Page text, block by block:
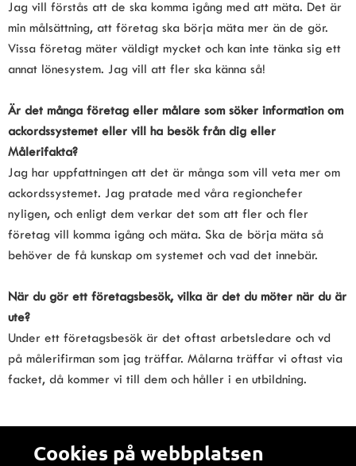
Jag vill förstås att de ska komma igång med att mäta. Det är
min målsättning, att företag ska börja mäta mer än de gör.
Vissa företag mäter väldigt mycket och kan inte tänka sig ett
annat lönesystem. Jag vill att fler ska känna så!
Är det många företag eller målare som söker information om
ackordssystemet eller vill ha besök från dig eller
Målerifakta?
Jag har uppfattningen att det är många som vill veta mer om
ackordssystemet. Jag pratade med våra regionchefer
nyligen, och enligt dem verkar det som att fler och fler
företag vill komma igång och mäta. Ska de börja mäta så
behöver de få kunskap om systemet och vad det innebär.
När du gör ett företagsbesök, vilka är det du möter när du är
ute?
Under ett företagsbesök är det oftast arbetsledare och vd
på målerifirman som jag träffar. Målarna träffar vi oftast via
facket, då kommer vi till dem och håller i en utbildning.
Cookies på webbplatsen